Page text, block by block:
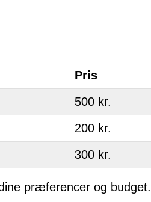
Pris
500 kr.
200 kr.
300 kr.
præferencer og budget.